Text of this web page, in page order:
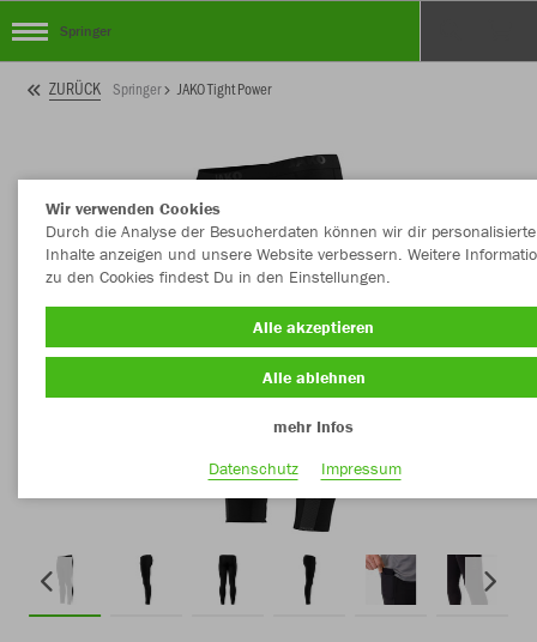
Springer
ZURÜCK Springer JAKO Tight Power
Wir verwenden Cookies
Durch die Analyse der Besucherdaten können wir dir personalisierte
Inhalte anzeigen und unsere Website verbessern. Weitere
zu den Cookies findest Du in den Einstellungen.
Alle akzeptieren
Alle ablehnen
mehr Infos
Datenschutz
Impressum